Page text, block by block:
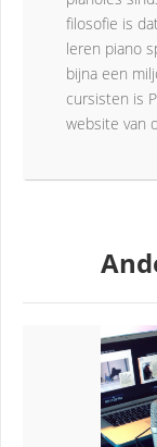
filosofie is
leren piano
bijna een
cursisten is
website van